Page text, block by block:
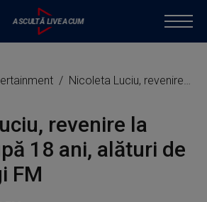
Nicoleta Luciu, revenire la muzică după 18 ani, alături de Ava, la Digi FM
revenire la
18 ani, alături de
FM